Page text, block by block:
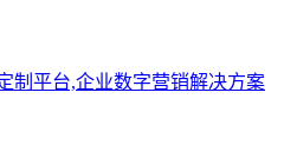
制平台,企业数字营销解决方案